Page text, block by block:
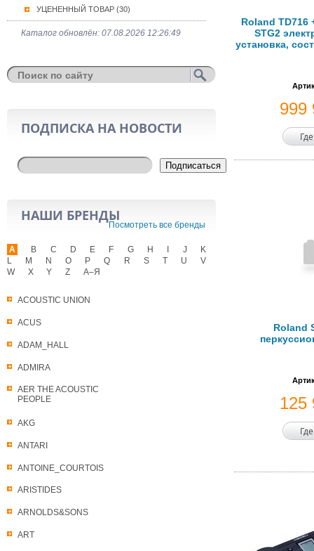
УЦЕНЕННЫЙ ТОВАР (30)
Каталог обновлён: 07.08.2026 12:26:49
ПОДПИСКА НА НОВОСТИ
Подписаться
НАШИ БРЕНДЫ
Посмотреть все бренды
A
ACOUSTIC UNION
ACUS
ADAM_HALL
ADMIRA
AER THE ACOUSTIC
PEOPLE
AKG
ANTARI
ANTOINE_COURTOIS
ARISTIDES
ARNOLDS&SONS
ART
B C D E F G H J
K
L
M N O P Q R S T U
V
W
X Y Z А–Я
Roland TD716
STG2
установка,
999
Roland
125